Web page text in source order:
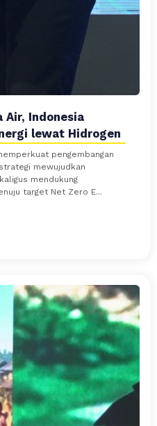
Air, Indonesia
lewat Hidrogen
pengembangan
mewujudkan
mendukung
target Net Zero E...